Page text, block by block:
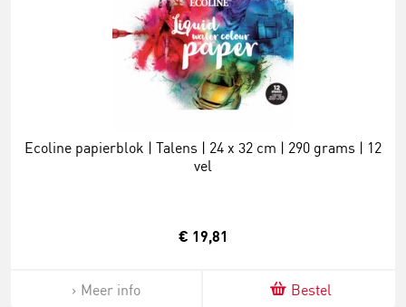
Ecoline papierblok | Talens | 24 x 32 cm | 290 grams | 12
vel
€ 19,81
Meer info Bestel